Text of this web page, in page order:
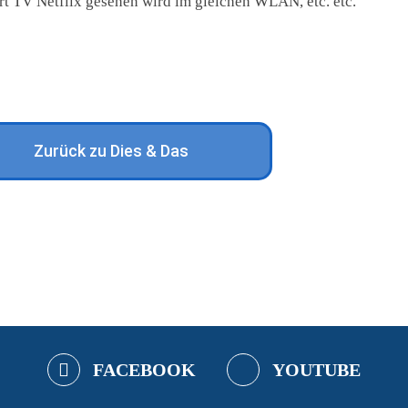
Zurück zu Dies & Das
FACEBOOK YOUTUBE